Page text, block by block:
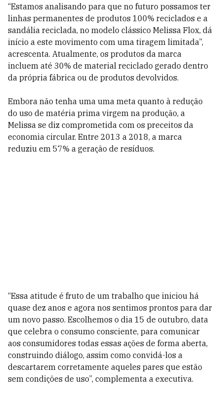
“Estamos analisando para que no futuro possamos ter
linhas permanentes de produtos 100% reciclados e a
sandália reciclada, no modelo clássico Melissa Flox, dá
início a este movimento com uma tiragem limitada”,
acrescenta. Atualmente, os produtos da marca
incluem até 30% de material reciclado gerado dentro
da própria fábrica ou de produtos devolvidos.
Embora não tenha uma uma meta quanto à redução
do uso de matéria prima virgem na produção, a
Melissa se diz comprometida com os preceitos da
economia circular. Entre 2013 a 2018, a marca
reduziu em 57% a geração de resíduos.
“Essa atitude é fruto de um trabalho que iniciou há
quase dez anos e agora nos sentimos prontos para dar
um novo passo. Escolhemos o dia 15 de outubro, data
que celebra o consumo consciente, para comunicar
aos consumidores todas essas ações de forma aberta,
construindo diálogo, assim como convidá-los a
descartarem corretamente aqueles pares que estão
sem condições de uso”, complementa a executiva.